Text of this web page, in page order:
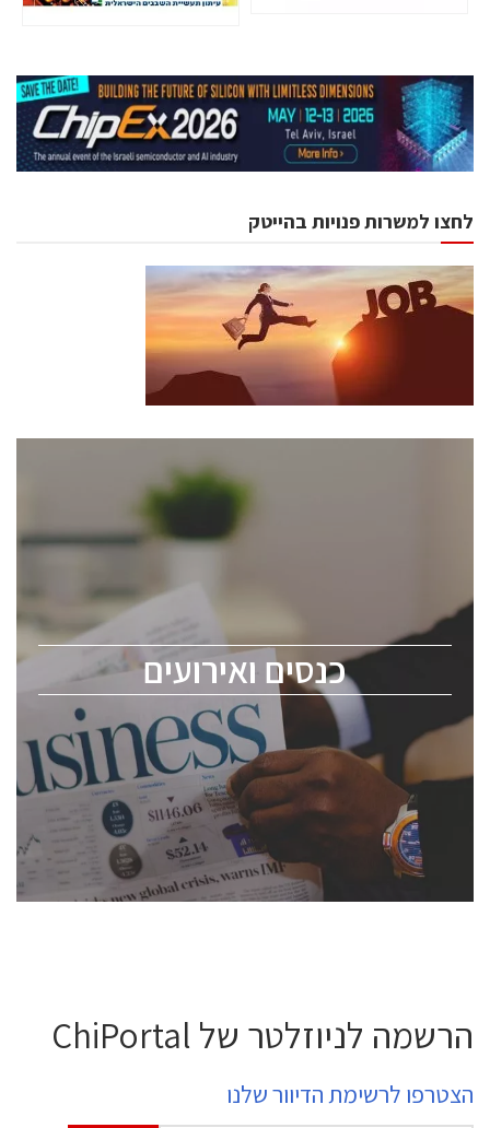
לחצו למשרות פנויות בהייטק
כנסים ואירועים
כנסים ואירועים
לכל העוסקים בתעשיית הסמיקונדקטור כולל מהנדסים,
ChipEx2026 will be held on May 12-13, 2026. The
conference is intended for everyone involved in the
semiconductor industry, including engineers,
professional experts, and senior executives.
לחץ לפרטים
הרשמה לניוזלטר של ChiPortal
הצטרפו לרשימת הדיוור שלנו